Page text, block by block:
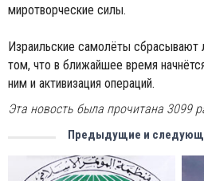
миротворческие силы.
Израильские самолёты сбрасывают
том, что в ближайшее время
ним и активизация операций.
Эта новость была прочитана 3099
Предыдущие и